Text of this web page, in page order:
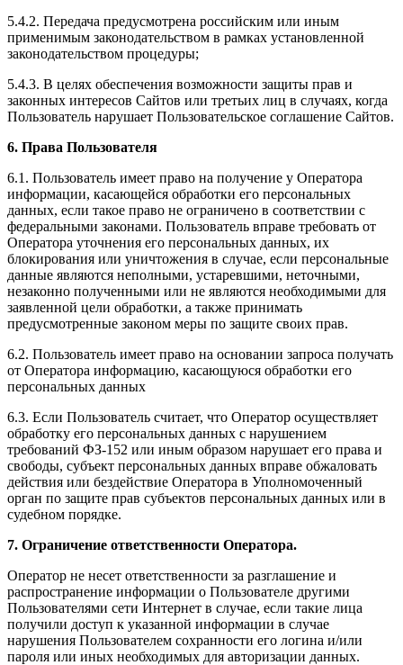
5.4.2. Передача предусмотрена российским или иным
применимым законодательством в рамках установленной
законодательством процедуры;
5.4.3. В целях обеспечения возможности защиты прав и
законных интересов Сайтов или третьих лиц в случаях, когда
Пользователь нарушает Пользовательское соглашение Сайтов.
6. Права Пользователя
6.1. Пользователь имеет право на получение у Оператора
информации, касающейся обработки его персональных
данных, если такое право не ограничено в соответствии с
федеральными законами. Пользователь вправе требовать от
Оператора уточнения его персональных данных, их
блокирования или уничтожения в случае, если персональные
данные являются неполными, устаревшими, неточными,
незаконно полученными или не являются необходимыми для
заявленной цели обработки, а также принимать
предусмотренные законом меры по защите своих прав.
6.2. Пользователь имеет право на основании запроса получать
от Оператора информацию, касающуюся обработки его
персональных данных
6.3. Если Пользователь считает, что Оператор осуществляет
обработку его персональных данных с нарушением
требований ФЗ-152 или иным образом нарушает его права и
свободы, субъект персональных данных вправе обжаловать
действия или бездействие Оператора в Уполномоченный
орган по защите прав субъектов персональных данных или в
судебном порядке.
7. Ограничение ответственности Оператора.
Оператор не несет ответственности за разглашение и
распространение информации о Пользователе другими
Пользователями сети Интернет в случае, если такие лица
получили доступ к указанной информации в случае
нарушения Пользователем сохранности его логина и/или
пароля или иных необходимых для авторизации данных.